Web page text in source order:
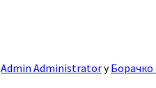
Admin AdministratorуБорачко